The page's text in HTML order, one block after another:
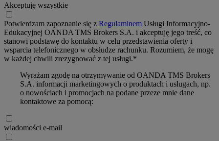
Akceptuję wszystkie
Potwierdzam zapoznanie się z Regulaminem Usługi Informacyjno-
Edukacyjnej OANDA TMS Brokers S.A. i akceptuję jego treść, co
stanowi podstawę do kontaktu w celu przedstawienia oferty i
wsparcia telefonicznego w obsłudze rachunku. Rozumiem, że mogę
w każdej chwili zrezygnować z tej usługi.*
Wyrażam zgodę na otrzymywanie od OANDA TMS Brokers
S.A. informacji marketingowych o produktach i usługach, np.
o nowościach i promocjach na podane przeze mnie dane
kontaktowe za pomocą:
wiadomości e-mail